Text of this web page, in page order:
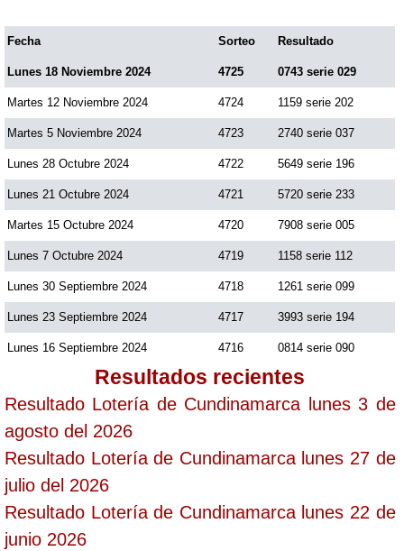
Fecha Sorteo Resultado
Lunes 18 Noviembre 2024 4725 0743 serie 029
Martes 12 Noviembre 2024 4724 1159 serie 202
Martes 5 Noviembre 2024 4723 2740 serie 037
Lunes 28 Octubre 2024 4722 5649 serie 196
Lunes 21 Octubre 2024 4721 5720 serie 233
Martes 15 Octubre 2024 4720 7908 serie 005
Lunes 7 Octubre 2024 4719 1158 serie 112
Lunes 30 Septiembre 2024 4718 1261 serie 099
Lunes 23 Septiembre 2024 4717 3993 serie 194
Lunes 16 Septiembre 2024 4716 0814 serie 090
Resultados recientes
Resultado Lotería de Cundinamarca lunes 3 de
agosto del 2026
Resultado Lotería de Cundinamarca lunes 27 de
julio del 2026
Resultado Lotería de Cundinamarca lunes 22 de
junio 2026